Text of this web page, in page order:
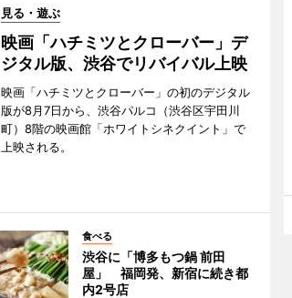
見る・遊ぶ
映画「ハチミツとクローバー」デ
ジタル版、渋谷でリバイバル上映
映画「ハチミツとクローバー」の初のデジタル
版が8月7日から、渋谷パルコ（渋谷区宇田川
町）8階の映画館「ホワイトシネクイント」で
上映される。
食べる
渋谷に「博多もつ鍋 前田
屋」 福岡発、新宿に続き都
内2号店